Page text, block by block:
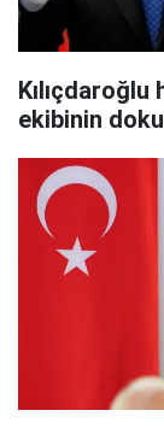
ekibinin